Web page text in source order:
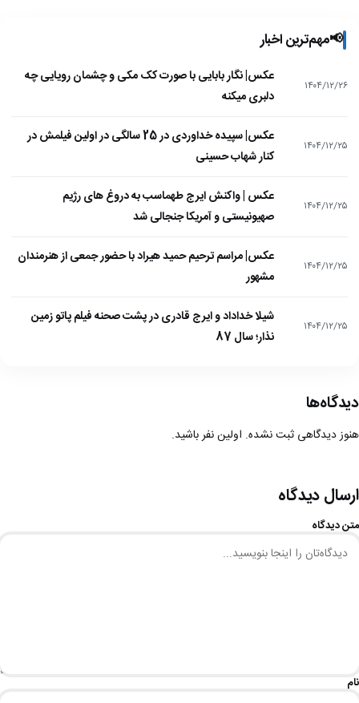
📢مهم‌ترین اخبار
۱۴۰۴/۱۲/۲۶
عکس| نگار بابایی با صورت کک مکی و چشمان رویایی چه
دلبری میکنه
۱۴۰۴/۱۲/۲۵
عکس| سپیده خداوردی در 25 سالگی در اولین فیلمش در
کنار شهاب حسینی
۱۴۰۴/۱۲/۲۵
عکس | واکنش ایرج طهماسب به دروغ های رژیم
صهیونیستی و آمریکا جنجالی شد
۱۴۰۴/۱۲/۲۵
عکس| مراسم ترحیم حمید هیراد با حضور جمعی از هنرمندان
مشهور
۱۴۰۴/۱۲/۲۵
شیلا خداداد و ایرج قادری در پشت صحنه فیلم پاتو زمین
نذار؛ سال 87
دیدگاه‌ها
هنوز دیدگاهی ثبت نشده. اولین نفر باشید.
ارسال دیدگاه
متن دیدگاه
نام